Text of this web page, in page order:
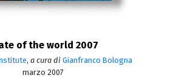
of the world 2007
, a cura di Gianfranco Bologna
marzo 2007